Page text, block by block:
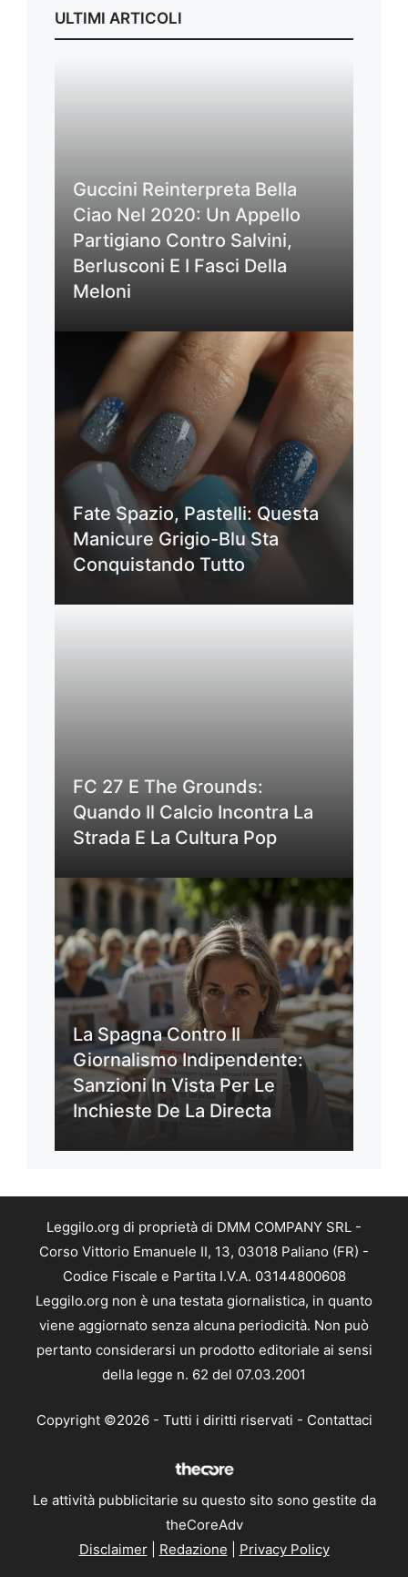
ULTIMI ARTICOLI
Guccini Reinterpreta Bella
Ciao Nel 2020: Un Appello
Partigiano Contro Salvini,
Berlusconi E I Fasci Della
Meloni
Fate Spazio, Pastelli: Questa
Manicure Grigio-Blu Sta
Conquistando Tutto
FC 27 E The Grounds:
Quando Il Calcio Incontra La
Strada E La Cultura Pop
La Spagna Contro Il
Giornalismo Indipendente:
Sanzioni In Vista Per Le
Inchieste De La Directa
Leggilo.org di proprietà di DMM COMPANY SRL -
Corso Vittorio Emanuele II, 13, 03018 Paliano (FR) -
Codice Fiscale e Partita I.V.A. 03144800608
Leggilo.org non è una testata giornalistica, in quanto
viene aggiornato senza alcuna periodicità. Non può
pertanto considerarsi un prodotto editoriale ai sensi
della legge n. 62 del 07.03.2001
Copyright ©2026 - Tutti i diritti riservati - Contattaci
Le attività pubblicitarie su questo sito sono gestite da
theCoreAdv
Disclaimer| Redazione Privacy Policy